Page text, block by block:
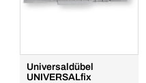
Universaldübel
UNIVERSALfix